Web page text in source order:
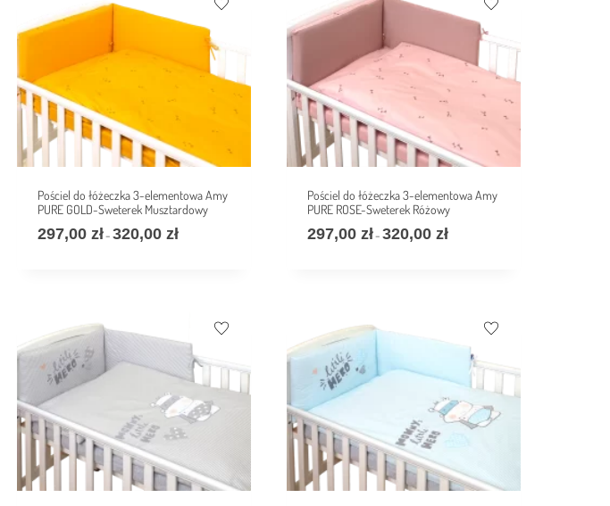
Pościel do łóżeczka 3-elementowa Amy
PURE GOLD-Sweterek Musztardowy
297,00 zł– 320,00 zł
Pościel do łóżeczka 3-elementowa Amy
PURE ROSE-Sweterek Różowy
297,00 zł– 320,00 zł